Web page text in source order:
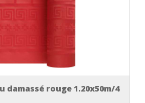
damassé rouge 1.20x50m/4